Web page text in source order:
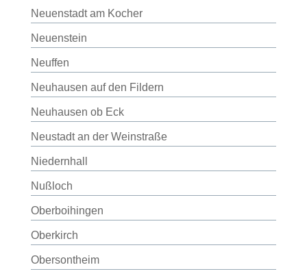
Neuenstadt am Kocher
Neuenstein
Neuffen
Neuhausen auf den Fildern
Neuhausen ob Eck
Neustadt an der Weinstraße
Niedernhall
Nußloch
Oberboihingen
Oberkirch
Obersontheim